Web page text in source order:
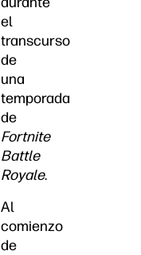
el
transcurso
de
una
temporada
de
Fortnite
Battle
Royale.
Al
comienzo
de